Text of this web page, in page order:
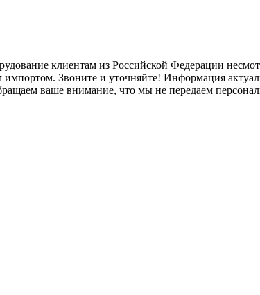
клиентам из Российской Федерации
импортом. Звоните и уточняйте! Информация
ваше внимание, что мы не передаем